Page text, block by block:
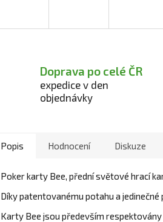
Doprava po celé ČR
expedice v den
objednávky
Popis Hodnocení Diskuze
Poker karty Bee, přední světové hrací
Díky patentovanému potahu a
Karty Bee jsou především